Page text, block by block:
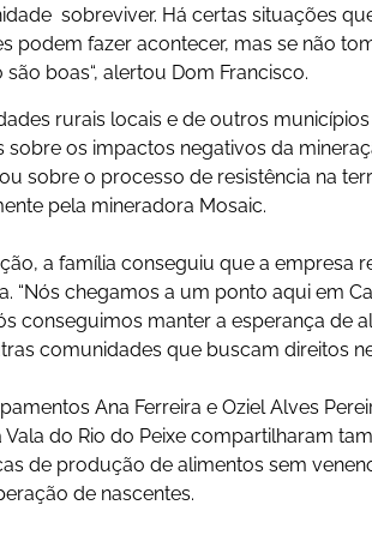
sobreviver. Há certas situações
podem fazer acontecer, mas se não
boas“, alertou Dom Francisco.
rurais locais e de outros
os impactos negativos da
sobre o processo de resistência na
pela mineradora Mosaic.
a família conseguiu que a empresa
“Nós chegamos a um ponto aqui em
conseguimos manter a esperança de
comunidades que buscam direitos
Ana Ferreira e Oziel Alves
do Rio do Peixe compartilharam
de produção de alimentos sem
de nascentes.